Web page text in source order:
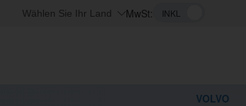
Wählen Sie Ihr Land MwSt:
VOLVO